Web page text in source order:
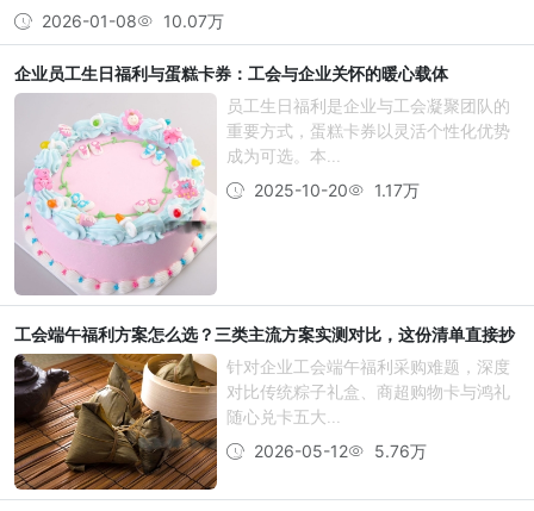
2026-01-08
10.07万
企业员工生日福利与蛋糕卡券：工会与企业关怀的暖心载体
员工生日福利是企业与工会凝聚团队的
重要方式，蛋糕卡券以灵活个性化优势
成为可选。本...
2025-10-20
1.17万
工会端午福利方案怎么选？三类主流方案实测对比，这份清单直接抄
针对企业工会端午福利采购难题，深度
对比传统粽子礼盒、商超购物卡与鸿礼
随心兑卡五大...
2026-05-12
5.76万